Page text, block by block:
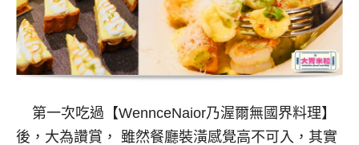
第一次吃過【WennceNaior乃渥爾無國界料理】
後，大為讚賞， 雖然餐廳裝潢感覺高不可入，其實